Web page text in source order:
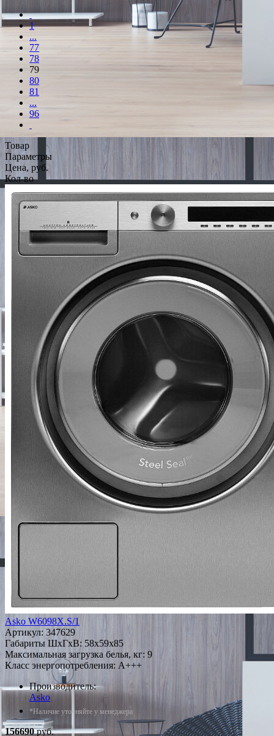
1
...
77
78
79
80
81
...
96
Товар
Параметры
Цена, руб.
Кол-во
Asko W6098X.S/1
Артикул: 347629
Габариты ШxГxВ: 58x59x85
Максимальная загрузка белья, кг: 9
Класс энергопотребления: A+++
Производитель:
Asko
*Наличие уточняйте у менеджера
156690руб.